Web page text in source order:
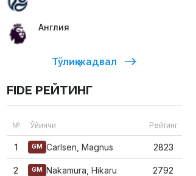
Англия
Тўлиқ жадвал
FIDE РЕЙТИНГ
№ Ўйинчи Рейтинг
1 GM Carlsen, Magnus 2823
2 GM Nakamura, Hikaru 2792